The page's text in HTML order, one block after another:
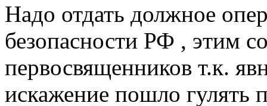
Надо отдать должное
безопасности РФ , этим
первосвященников т.к.
искажение пошло гулять